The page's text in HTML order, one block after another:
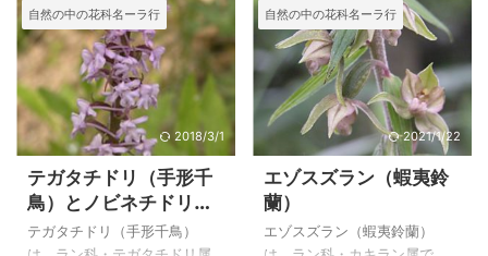
自然の中の花科名ーラ行
2018/3/1
テガタチドリ（手形千
鳥）とノビネチドリ
（延根千鳥）の比較
テガタチドリ（手形千鳥）
自然の中の花科名ーラ行
2021/1/22
エゾスズラン（蝦夷鈴
蘭）
エゾスズラン（蝦夷鈴蘭）